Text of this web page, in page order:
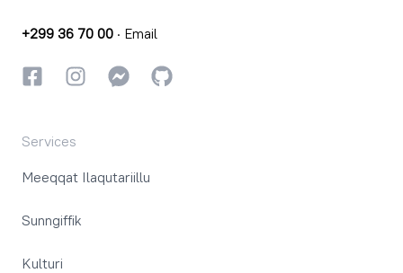
+299 36 70 00 · Email
FacebookkiInstagrammiInstagrammi
GitHub
Services
Meeqqat Ilaqutariillu
Sunngiffik
Kulturi